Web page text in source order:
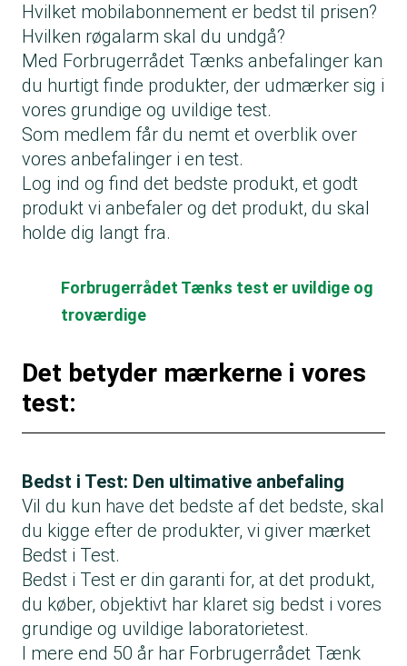
Hvilket mobilabonnement er bedst til prisen?
Hvilken røgalarm skal du undgå?
Med Forbrugerrådet Tænks anbefalinger kan
du hurtigt finde produkter, der udmærker sig i
vores grundige og uvildige test.
Som medlem får du nemt et overblik over
vores anbefalinger i en test.
Log ind og find det bedste produkt, et godt
produkt vi anbefaler og det produkt, du skal
holde dig langt fra.
Forbrugerrådet Tænks test er uvildige og
troværdige
Det betyder mærkerne i vores
test:
Bedst i Test: Den ultimative anbefaling
Vil du kun have det bedste af det bedste, skal
du kigge efter de produkter, vi giver mærket
Bedst i Test.
Bedst i Test er din garanti for, at det produkt,
du køber, objektivt har klaret sig bedst i vores
grundige og uvildige laboratorietest.
I mere end 50 år har Forbrugerrådet Tænk